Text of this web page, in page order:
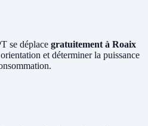
se déplace gratuitement à Roaix
et déterminer la puissance